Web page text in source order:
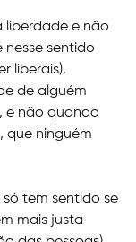
liberdade e não
sentido
liberais).
de alguém
e não quando
que ninguém
tem sentido se
mais justa